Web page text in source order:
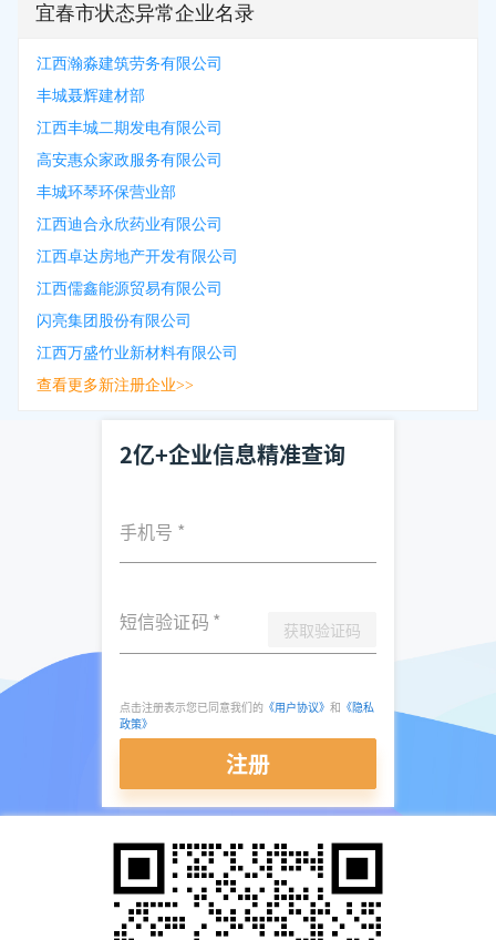
宜春市状态异常企业名录
江西瀚淼建筑劳务有限公司
丰城聂辉建材部
江西丰城二期发电有限公司
高安惠众家政服务有限公司
丰城环琴环保营业部
江西迪合永欣药业有限公司
江西卓达房地产开发有限公司
江西儒鑫能源贸易有限公司
闪亮集团股份有限公司
江西万盛竹业新材料有限公司
查看更多新注册企业>>
2亿+企业信息精准查询
手机号 *
短信验证码 * 获取验证码
点击注册表示您已同意我们的 《用户协议》 和 《隐私
政策》
注册